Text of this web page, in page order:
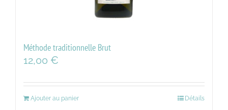
Méthode traditionnelle Brut
12,00 €
Ajouter au panier Détails